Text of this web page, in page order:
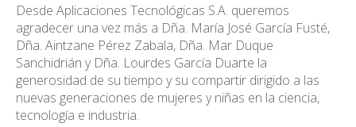
Desde Aplicaciones Tecnológicas S.A. queremos
agradecer una vez más a Dña. María José García Fusté,
Dña. Aintzane Pérez Zabala, Dña. Mar Duque
Sanchidrián y Dña. Lourdes García Duarte la
generosidad de su tiempo y su compartir dirigido a las
nuevas generaciones de mujeres y niñas en la ciencia,
tecnología e industria.